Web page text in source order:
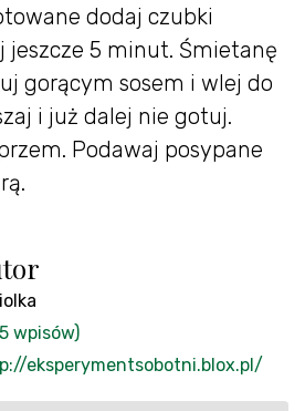
dodaj czubki
jeszcze 5 minut. Śmietanę
gorącym sosem i wlej do
i już dalej nie gotuj.
Podawaj posypane
wpisów)
eksperymentsobotni.blox.pl/